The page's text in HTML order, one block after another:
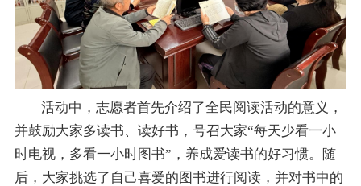
活动中，志愿者首先介绍了全民阅读活动的意义，
并鼓励大家多读书、读好书，号召大家“每天少看一小
时电视，多看一小时图书”，养成爱读书的好习惯。随
后，大家挑选了自己喜爱的图书进行阅读，并对书中的